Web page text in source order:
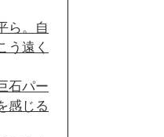
ら。自
う遠く
石パー
感じる